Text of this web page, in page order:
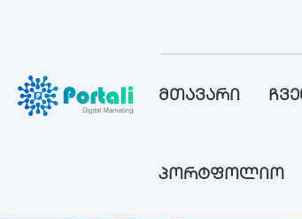
მთავარი
პორტფოლიო